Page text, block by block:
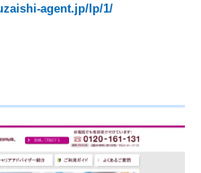
agent.jp/lp/1/